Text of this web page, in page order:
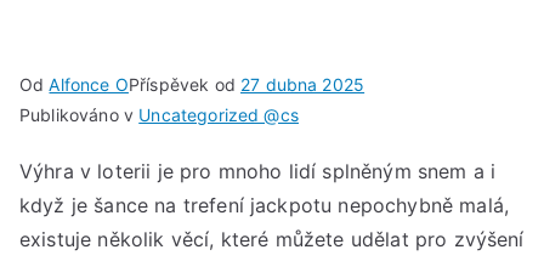
OdAlfonce OPříspěvek od 27 dubna 2025
Publikováno v Uncategorized @cs
Výhra v loterii je pro mnoho lidí splněným snem a i
když je šance na trefení jackpotu nepochybně malá,
existuje několik věcí, které můžete udělat pro zvýšení